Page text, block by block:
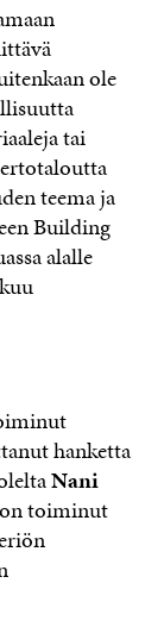
ole
tai
teema ja
Building
alalle
hanketta
Nani
toiminut